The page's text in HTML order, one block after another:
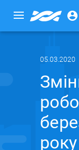
05.03.2020
року